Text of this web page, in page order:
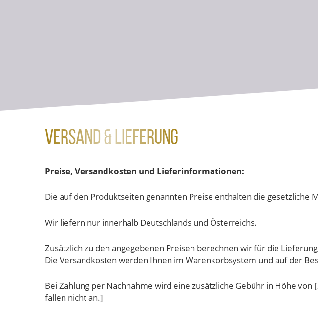
Versand & Lieferung
Preise, Versandkosten und Lieferinformationen:
Die auf den Produktseiten genannten Preise enthalten die gesetzliche
Wir liefern nur innerhalb Deutschlands und Österreichs.
Zusätzlich zu den angegebenen Preisen berechnen wir für die
Die Versandkosten werden Ihnen im Warenkorbsystem und auf der
Bei Zahlung per Nachnahme wird eine zusätzliche Gebühr in Höhe
fallen nicht an.]